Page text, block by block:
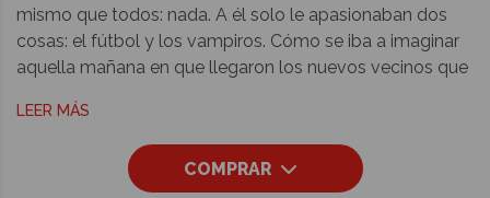
mismo que todos: nada. A él solo le apasionaban dos
cosas: el fútbol y los vampiros. Cómo se iba a imaginar
aquella mañana en que llegaron los nuevos vecinos que
dentro del mundo de la lucha libre.
LEER MÁS
COMPRAR